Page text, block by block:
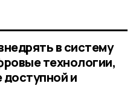
в систему
технологии,
доступной и